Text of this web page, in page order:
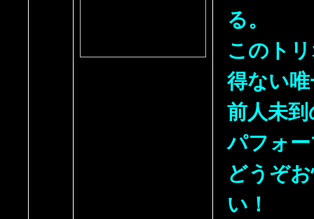
る。
このト
得ない
前人未
パフォ
どうぞ
い！